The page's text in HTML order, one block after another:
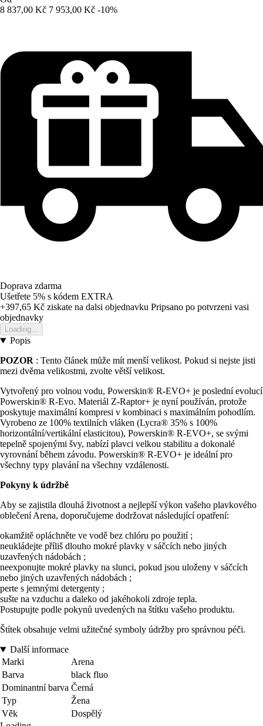
8 837,00 Kč 7 953,00 Kč -10%
Doprava zdarma
Ušetřete 5% s kódem EXTRA
+397,65 Kč ziskate na dalsi objednavku Pripsano po potvrzeni vasi
objednavky
Loading...
Popis
POZOR : Tento článek může mít menší velikost. Pokud si nejste jisti
mezi dvěma velikostmi, zvolte větší velikost.
Vytvořený pro volnou vodu, Powerskin® R-EVO+ je poslední evolucí
Powerskin® R-Evo. Materiál Z-Raptor+ je nyní používán, protože
poskytuje maximální kompresi v kombinaci s maximálním pohodlím.
Vyrobeno ze 100% textilních vláken (Lycra® 35% s 100%
horizontální/vertikální elasticitou), Powerskin® R-EVO+, se svými
tepelně spojenými švy, nabízí plavci velkou stabilitu a dokonalé
vyrovnání během závodu. Powerskin® R-EVO+ je ideální pro
všechny typy plavání na všechny vzdálenosti.
Pokyny k údržbě
Aby se zajistila dlouhá životnost a nejlepší výkon vašeho plavkového
oblečení Arena, doporučujeme dodržovat následující opatření:
okamžitě opláchněte ve vodě bez chlóru po použití ;
neukládejte příliš dlouho mokré plavky v sáčcích nebo jiných
uzavřených nádobách ;
neexponujte mokré plavky na slunci, pokud jsou uloženy v sáčcích
nebo jiných uzavřených nádobách ;
perte s jemnými detergenty ;
sušte na vzduchu a daleko od jakéhokoli zdroje tepla.
Postupujte podle pokynů uvedených na štítku vašeho produktu.
Štítek obsahuje velmi užitečné symboly údržby pro správnou péči.
Další informace
Marki
Arena
Barva
black fluo
Dominantní barva Černá
Typ
Žena
Věk
Dospělý